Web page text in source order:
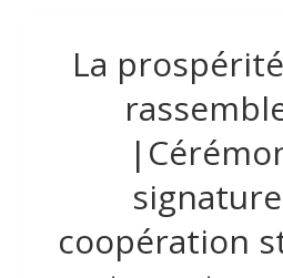
La
coopération